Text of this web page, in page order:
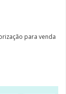
para venda